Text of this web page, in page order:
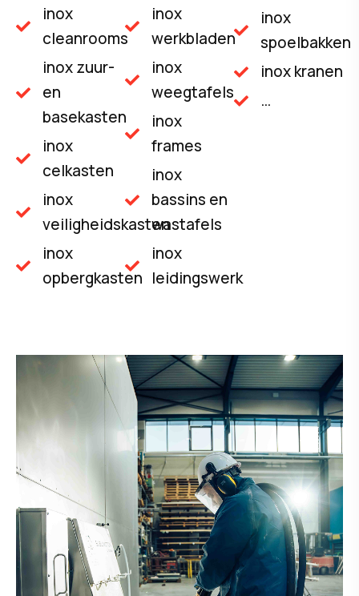
inox
cleanrooms
inox zuur-
en
basekasten
inox
celkasten
inox
veiligheidskasten
inox
opbergkasten
inox
werkbladen
inox
weegtafels
inox
frames
inox
bassins en
wastafels
inox
leidingswerk
inox
spoelbakken
inox kranen
…